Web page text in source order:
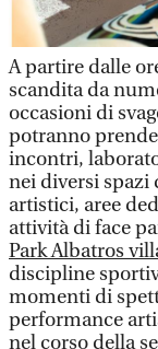
A partire dalle
scandita da
occasioni di
potranno
incontri,
nei diversi spazi
artistici, aree
attività di face
Park Albatros
discipline
momenti di
performance
nel corso della